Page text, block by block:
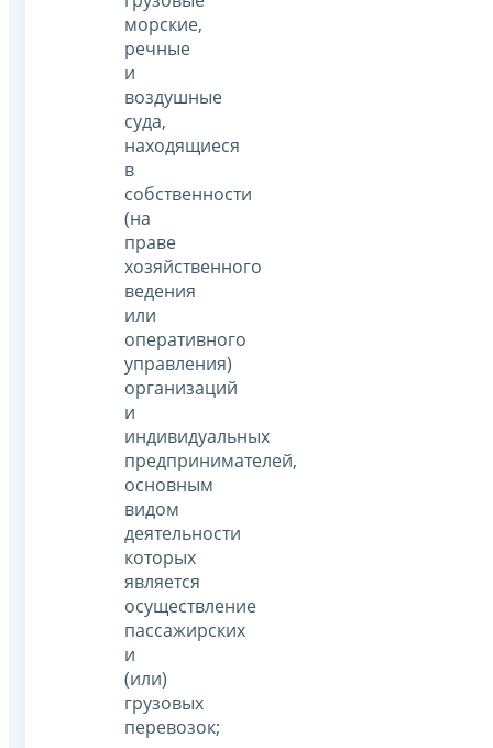
морские,
речные
и
воздушные
суда,
находящиеся
в
собственности
(на
праве
хозяйственного
ведения
или
оперативного
управления)
организаций
и
индивидуальных
предпринимателей,
основным
видом
деятельности
которых
является
осуществление
пассажирских
и
(или)
грузовых
перевозок;